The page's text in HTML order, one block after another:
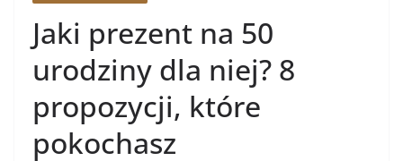
Jaki prezent na 50
urodziny dla niej? 8
propozycji, które
pokochasz